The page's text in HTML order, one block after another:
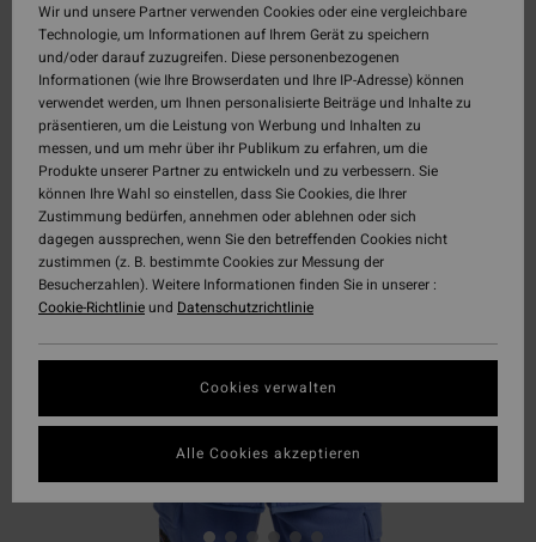
Wir und unsere Partner verwenden Cookies oder eine vergleichbare
Technologie, um Informationen auf Ihrem Gerät zu speichern
und/oder darauf zuzugreifen. Diese personenbezogenen
Informationen (wie Ihre Browserdaten und Ihre IP-Adresse) können
verwendet werden, um Ihnen personalisierte Beiträge und Inhalte zu
präsentieren, um die Leistung von Werbung und Inhalten zu
messen, und um mehr über ihr Publikum zu erfahren, um die
Produkte unserer Partner zu entwickeln und zu verbessern. Sie
können Ihre Wahl so einstellen, dass Sie Cookies, die Ihrer
Zustimmung bedürfen, annehmen oder ablehnen oder sich
dagegen aussprechen, wenn Sie den betreffenden Cookies nicht
zustimmen (z. B. bestimmte Cookies zur Messung der
Besucherzahlen). Weitere Informationen finden Sie in unserer :
Cookie-Richtlinieund Datenschutzrichtlinie
Cookies verwalten
Alle Cookies akzeptieren